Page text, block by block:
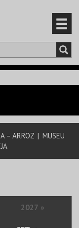
– ARROZ | MUSEU
2027 »